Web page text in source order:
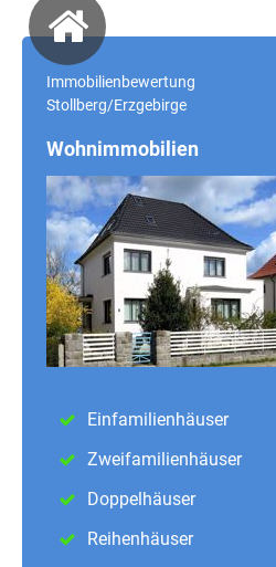
Immobilienbewertung
Stollberg/Erzgebirge
Wohnimmobilien
Einfamilienhäuser
Zweifamilienhäuser
Doppelhäuser
Reihenhäuser